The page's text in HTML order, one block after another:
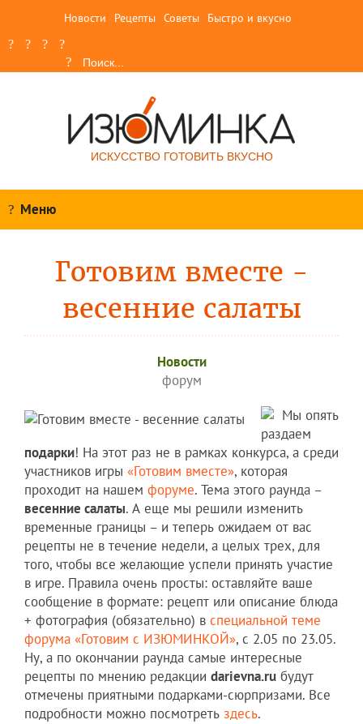
Новости Рецепты Советы Быстро и вкусно
ИСКУССТВО ГОТОВИТЬ ВКУСНО
Меню
Готовим вместе -
весенние салаты
Новости
форум
Мы опять
раздаем
подарки! На этот раз не в рамках конкурса, а среди
участников игры «Готовим вместе», которая
проходит на нашем форуме. Тема этого раунда –
весенние салаты. А еще мы решили изменить
временные границы – и теперь ожидаем от вас
рецепты не в течение недели, а целых трех, для
того, чтобы все желающие успели принять участие
в игре. Правила очень просты: оставляйте ваше
сообщение в формате: рецепт или описание блюда
+ фотография (обязательно) в специальной теме
форума «Готовим с ИЗЮМИНКОЙ», с 2.05 по 23.05.
Ну, а по окончании раунда самые интересные
рецепты по мнению редакции darievna.ru будут
отмечены приятными подарками-сюрпризами. Все
подробности можно посмотреть здесь.